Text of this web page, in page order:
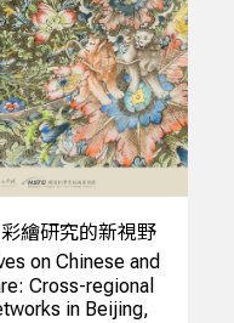
繪研究的新視野
on Chinese and
Cross-regional
in Beijing,